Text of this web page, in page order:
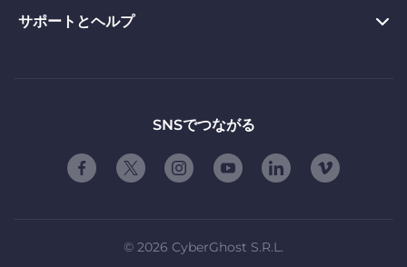
Firefox向けVPN
iOS向けVPN
VPNのメリット
専用IP VPN
お問い合わせ
アフィリエイト
脆弱性開示プログラム
パートナーシップ
サポートとヘルプ
サポートに問い合わせるSNSでつながる
© 2026 CyberGhost S.R.L.